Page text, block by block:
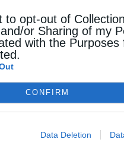
to opt-out of
or Sharing of my
with the Purposes
CONFIRM
Data Deletion
του Ομίλου
«Η επέκταση της
του
που δημιουργεί ο
των πηγών
ενεργειακή
Η συμφωνία
σημαντικότερο
και της